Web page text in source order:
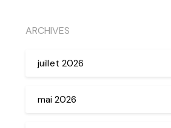
ARCHIVES
juillet 2026
mai 2026